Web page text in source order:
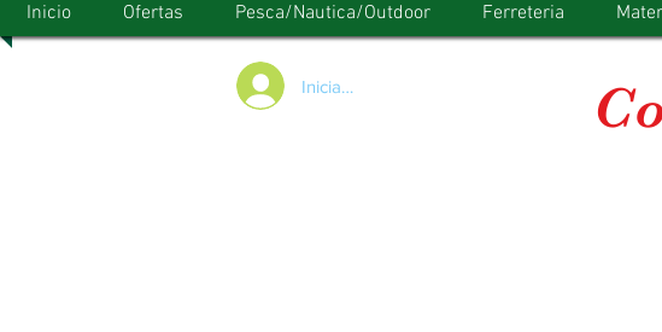
Inicio Ofertas Pesca/Nautica/Outdoor Ferreteria
Iniciar/Registrarse